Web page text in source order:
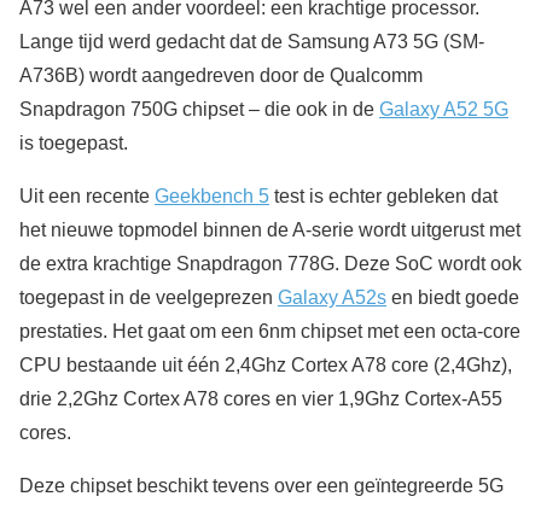
A73 wel een ander voordeel: een krachtige processor.
Lange tijd werd gedacht dat de Samsung A73 5G (SM-
A736B) wordt aangedreven door de Qualcomm
Snapdragon 750G chipset – die ook in de Galaxy A52 5G
is toegepast.
Uit een recente Geekbench 5 test is echter gebleken dat
het nieuwe topmodel binnen de A-serie wordt uitgerust met
de extra krachtige Snapdragon 778G. Deze SoC wordt ook
toegepast in de veelgeprezen Galaxy A52s en biedt goede
prestaties. Het gaat om een 6nm chipset met een octa-core
CPU bestaande uit één 2,4Ghz Cortex A78 core (2,4Ghz),
drie 2,2Ghz Cortex A78 cores en vier 1,9Ghz Cortex-A55
cores.
Deze chipset beschikt tevens over een geïntegreerde 5G